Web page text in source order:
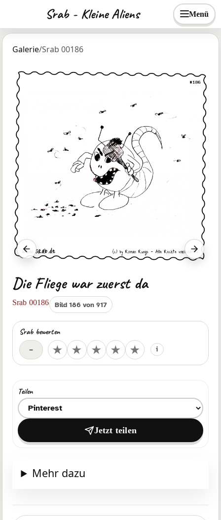
Srab - Kleine Aliens Menü
Galerie/Srab 00186
Vorheriger Srab
Die Fliege war zuerst da
Srab 00186 Bild 186 von 917
Srab bewerten
–
Deine Bewertung ★
★
★
★
★ i
Teilen
Ziel zum Teilen auswählenJetzt teilen
Mehr dazu